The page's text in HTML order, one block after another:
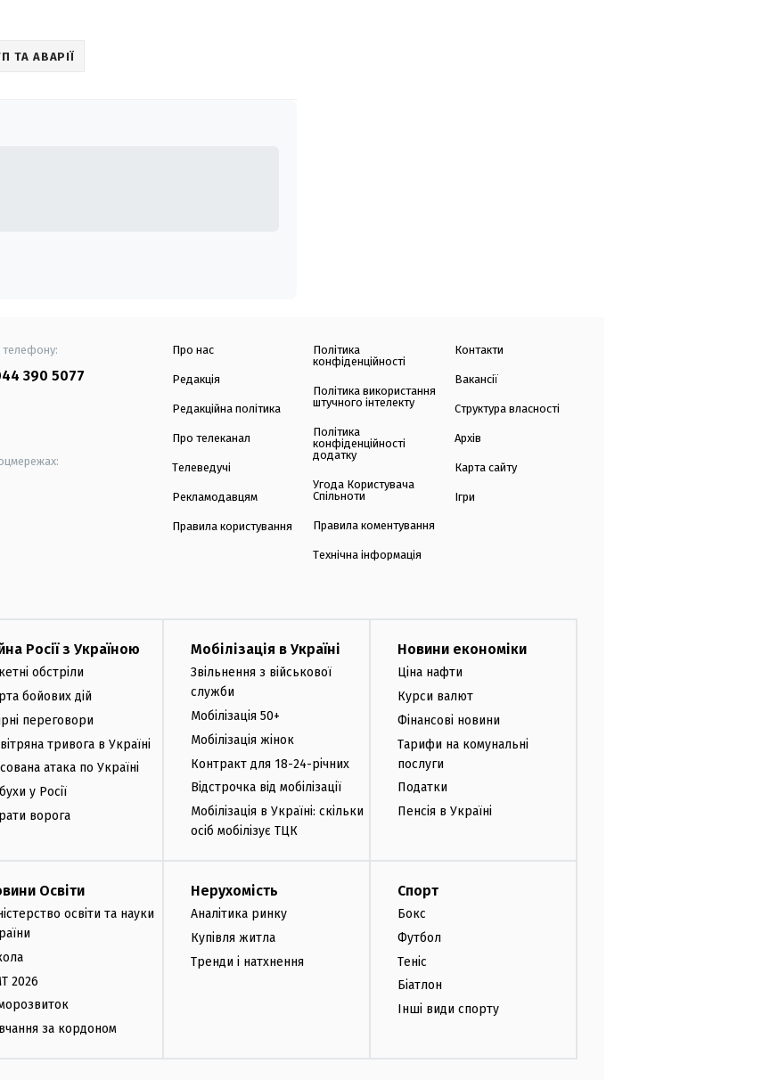
ТА АВАРІЇ
390 5077
Про нас
Редакція
Редакційна політика
Про телеканал
Телеведучі
Рекламодавцям
Правила користування
Політика
конфіденційності
Політика використання
штучного інтелекту
Політика
конфіденційності
додатку
Угода Користувача
Спільноти
Правила коментування
Технічна інформація
Контакти
Вакансії
Структура власності
Архів
Карта сайту
Ігри
Росії з Україною
обстріли
бойових дій
переговори
тривога в Україні
атака по Україні
у Росії
ворога
Мобілізація в Україні
Звільнення з військової
служби
Мобілізація 50+
Мобілізація жінок
Контракт для 18-24-річних
Відстрочка від мобілізації
Мобілізація в Україні: скільки
осіб мобілізує ТЦК
Новини економіки
Ціна нафти
Курси валют
Фінансові новини
Тарифи на комунальні
послуги
Податки
Пенсія в Україні
Освіти
освіти та науки
2026
за кордоном
Нерухомість
Аналітика ринку
Купівля житла
Тренди і натхнення
Спорт
Бокс
Футбол
Теніс
Біатлон
Інші види спорту